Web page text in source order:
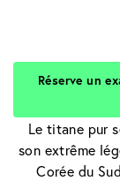
Le titane pur
son extrême
Corée du
Réserve un